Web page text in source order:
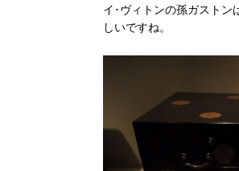
イ･ヴィトンの孫ガストン
しいですね。